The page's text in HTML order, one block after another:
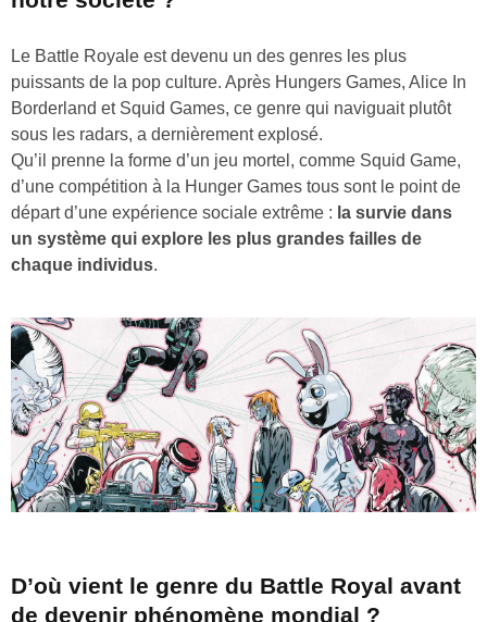
Le Battle Royale est devenu un des genres les plus
puissants de la pop culture. Après Hungers Games, Alice In
Borderland et Squid Games, ce genre qui naviguait plutôt
sous les radars, a dernièrement explosé.
Qu’il prenne la forme d’un jeu mortel, comme Squid Game,
d’une compétition à la Hunger Games tous sont le point de
départ d’une expérience sociale extrême : la survie dans
un système qui explore les plus grandes failles de
chaque individus.
D’où vient le genre du Battle Royal avant
de devenir phénomène mondial ?